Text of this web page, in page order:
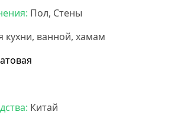
Пол, Стены
кухни, ванной, хамам
Китай